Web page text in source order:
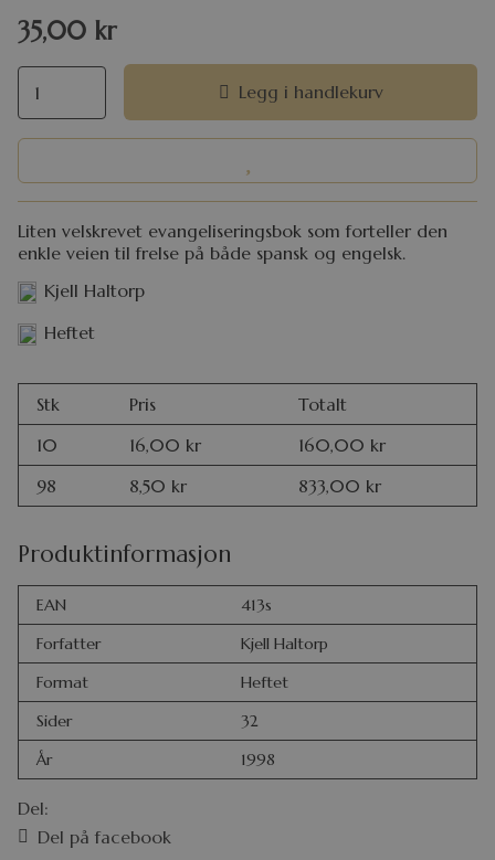
Liten velskrevet evangeliseringsbok som forteller den
enkle veien til frelse på både spansk og engelsk.
Kjell Haltorp
Heftet
35,00 kr
Legg i handlekurv
Stk Pris
Totalt
10
16,00 kr 160,00 kr
98
8,50 kr 833,00 kr
Del:
Del på facebook
Produktinformasjon
EAN
413s
Forfatter
Kjell Haltorp
Format
Heftet
Sider
32
År
1998